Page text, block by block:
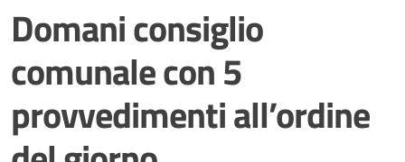
Domani consiglio
comunale con 5
provvedimenti all’ordine